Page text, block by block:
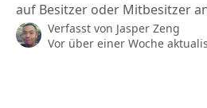
auf Besitzer oder Mitbesitzer
Verfasst von Jasper Zeng
Vor über einer Woche